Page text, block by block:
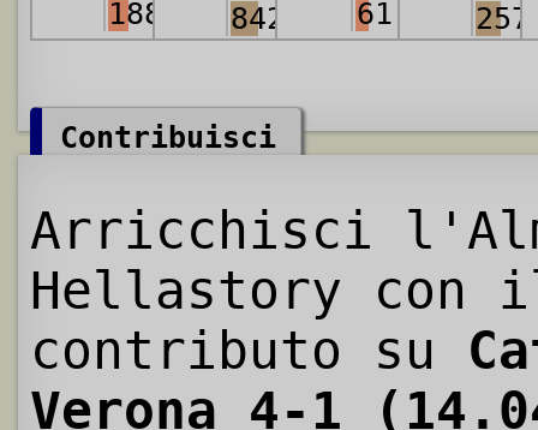
188
842
61
257
Contribuisci
Arricchisci
Hellastory con
contributo su
Verona 4-1